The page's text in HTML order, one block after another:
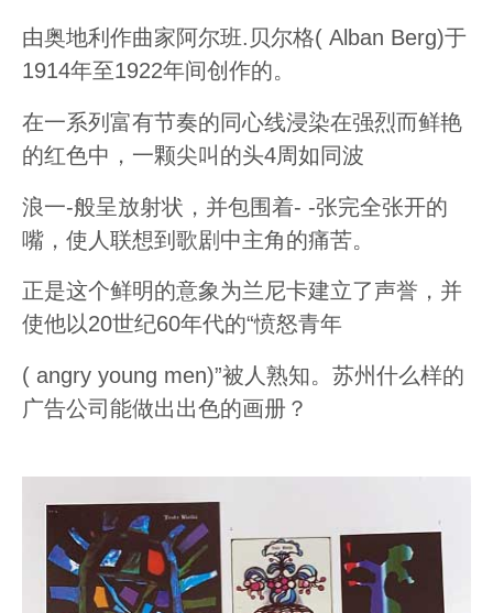
由奥地利作曲家阿尔班.贝尔格( Alban Berg)于
1914年至1922年间创作的。
在一系列富有节奏的同心线浸染在强烈而鲜艳
的红色中，一颗尖叫的头4周如同波
浪一-般呈放射状，并包围着- -张完全张开的
嘴，使人联想到歌剧中主角的痛苦。
正是这个鲜明的意象为兰尼卡建立了声誉，并
使他以20世纪60年代的“愤怒青年
( angry young men)”被人熟知。苏州什么样的
广告公司能做出出色的画册？